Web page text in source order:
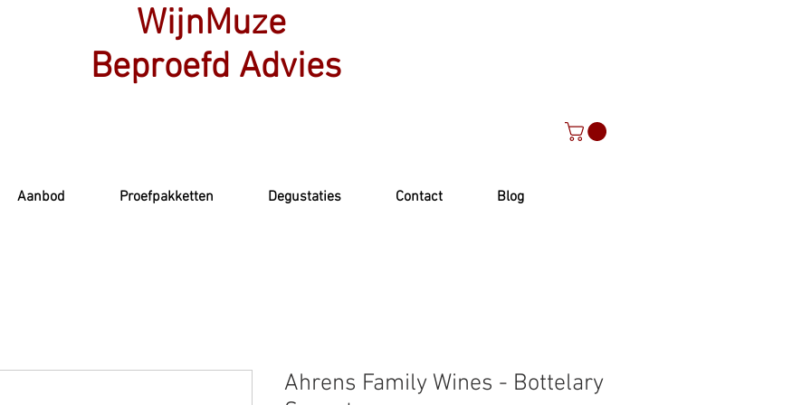
WijnMuze
Beproefd Advies
Aanbod Proefpakketten Degustaties Contact Blog
Ahrens Family Wines - Bottelary